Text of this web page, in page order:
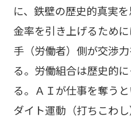
に、鉄壁の歴史的真実
金率を引き上げるため
手（労働者）側が交渉
る。労働組合は歴史的
る。ＡＩが仕事を奪う
ダイト運動（打ちこわ